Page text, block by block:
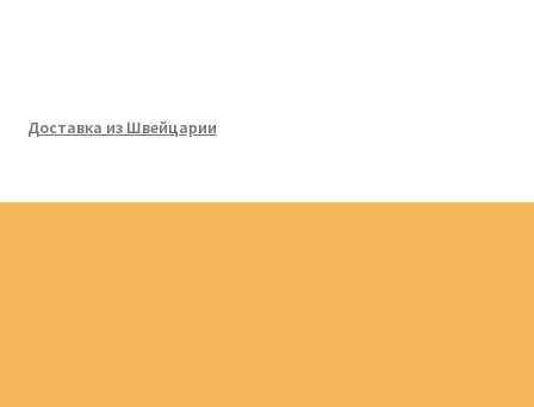
Доставка из Швейцарии